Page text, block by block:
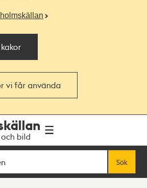
vi får använda
bild
Sök